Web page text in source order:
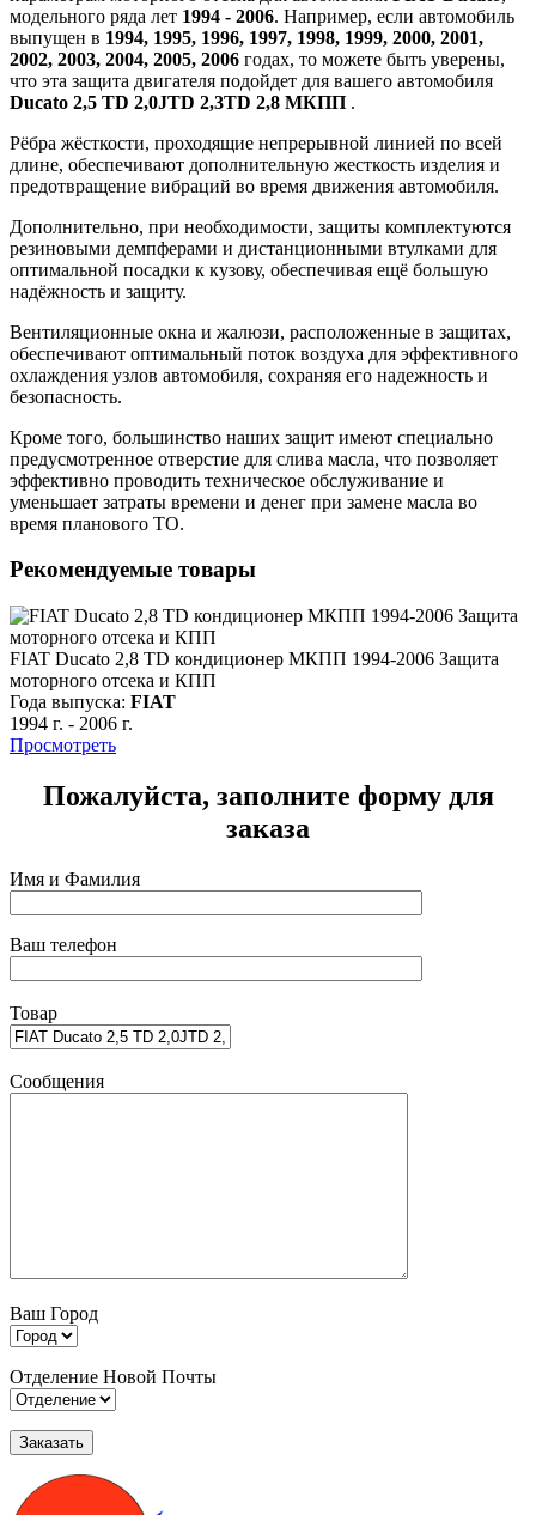
модельного ряда лет 1994 - 2006. Например, если автомобиль
выпущен в 1994, 1995, 1996, 1997, 1998, 1999, 2000, 2001,
2002, 2003, 2004, 2005, 2006 годах, то можете быть уверены,
что эта защита двигателя подойдет для вашего автомобиля
Ducato 2,5 TD 2,0JTD 2,3TD 2,8 МКПП .
Рёбра жёсткости, проходящие непрерывной линией по всей
длине, обеспечивают дополнительную жесткость изделия и
предотвращение вибраций во время движения автомобиля.
Дополнительно, при необходимости, защиты комплектуются
резиновыми демпферами и дистанционными втулками для
оптимальной посадки к кузову, обеспечивая ещё большую
надёжность и защиту.
Вентиляционные окна и жалюзи, расположенные в защитах,
обеспечивают оптимальный поток воздуха для эффективного
охлаждения узлов автомобиля, сохраняя его надежность и
безопасность.
Кроме того, большинство наших защит имеют специально
предусмотренное отверстие для слива масла, что позволяет
эффективно проводить техническое обслуживание и
уменьшает затраты времени и денег при замене масла во
время планового ТО.
Рекомендуемые товары
FIAT Ducato 2,8 TD кондиционер МКПП 1994-2006 Защита
моторного отсека и КПП
Года выпуска: FIAT
1994 г. - 2006 г.
Просмотреть
Пожалуйста, заполните форму для
заказа
Имя и Фамилия
Ваш телефон
Товар
Сообщения
Ваш Город
Отделение Новой Почты